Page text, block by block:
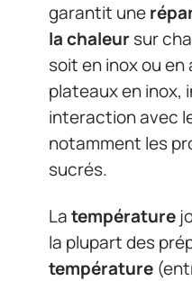
garantit une
la chaleursur
soit en inox ou
plateaux en
interaction avec
notamment les
sucrés.
Latempérature
la plupart des
température